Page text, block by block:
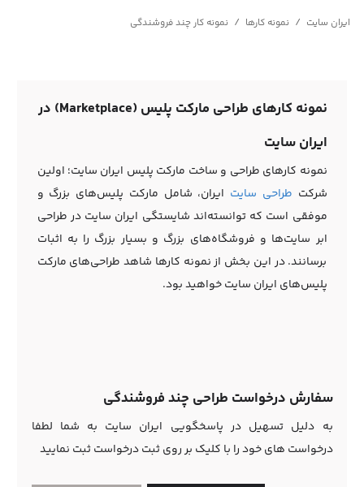
ایران سایت / نمونه کارها / نمونه کار چند فروشندگی
نمونه کارهای طراحی مارکت پلیس (Marketplace) در
ایران سایت
نمونه کارهای طراحی و ساخت مارکت پلیس ایران سایت؛ اولین
شرکت طراحی سایت ایران، شامل مارکت پلیس‌های بزرگ و
موفقی است که توانسته‌اند شایستگی ایران سایت در طراحی
ابر سایت‌ها و فروشگاه‌های بزرگ و بسیار بزرگ را به اثبات
برسانند. در این بخش از نمونه کارها شاهد طراحی‌های مارکت
پلیس‌های ایران سایت خواهید بود.
سفارش درخواست طراحی چند فروشندگی
به دلیل تسهیل در پاسخگویی ایران سایت به شما لطفا
درخواست های خود را با کلیک بر روی ثبت درخواست ثبت نمایید